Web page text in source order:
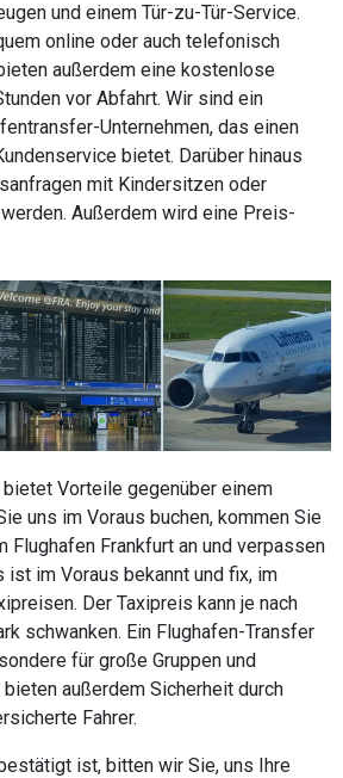
und einem Tür-zu-Tür-Service.
online oder auch telefonisch
außerdem eine kostenlose
vor Abfahrt. Wir sind ein
Unternehmen, das einen
bietet. Darüber hinaus
mit Kindersitzen oder
Außerdem wird eine Preis-
Vorteile gegenüber einem
uns im Voraus buchen, kommen Sie
Flughafen Frankfurt an und verpassen
ist im Voraus bekannt und fix, im
Der Taxipreis kann je nach
schwanken. Ein Flughafen-Transfer
für große Gruppen und
außerdem Sicherheit durch
Fahrer.
ist, bitten wir Sie, uns Ihre